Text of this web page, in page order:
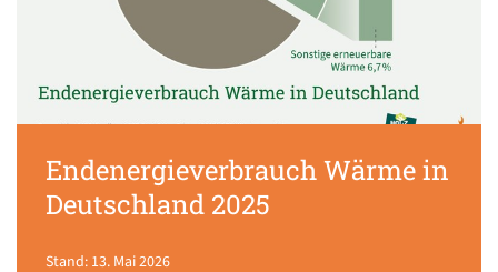
Endenergieverbrauch Wärme in
Deutschland 2025
Stand: 13. Mai 2026